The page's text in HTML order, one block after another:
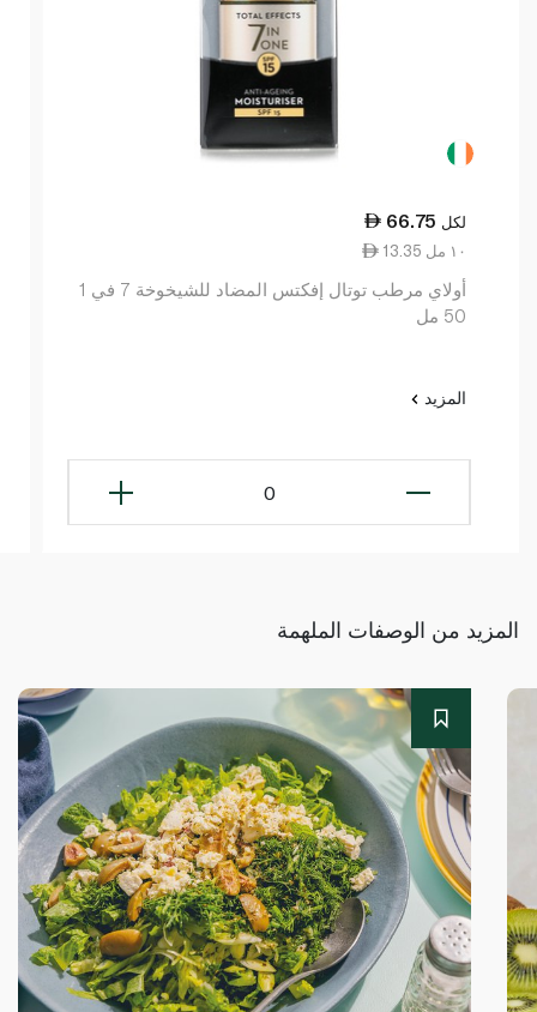
66.75 لكل
13.35 ١٠ مل
أولاي مرطب توتال إفكتس المضاد للشيخوخة 7 في 1
50 مل
المزيد
0
المزيد من الوصفات الملهمة